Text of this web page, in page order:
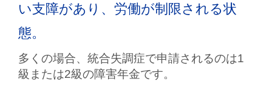
い支障があり、労働が制限される状
態。
多くの場合、統合失調症で申請されるのは1
級または2級の障害年金です。